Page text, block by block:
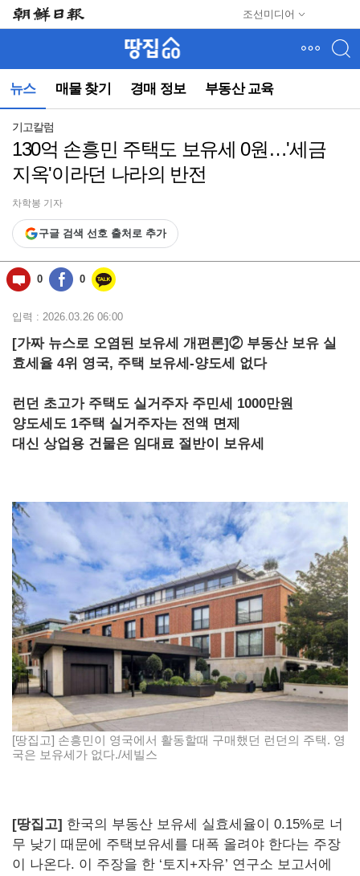
조선미디어
뉴스 매물 찾기 경매 정보 부동산 교육
뉴
(컨
동)
기고칼럼
130억 손흥민 주택도 보유세 0원…'세금
지옥'이라던 나라의 반전
차학봉 기자
구글 검색 선호 출처로 추가
0 0
입력 : 2026.03.26 06:00
[가짜 뉴스로 오염된 보유세 개편론]② 부동산 보유 실
효세율 4위 영국, 주택 보유세-양도세 없다
런던 초고가 주택도 실거주자 주민세 1000만원
양도세도 1주택 실거주자는 전액 면제
대신 상업용 건물은 임대료 절반이 보유세
[땅집고] 손흥민이 영국에서 활동할때 구매했던 런던의 주택. 영
국은 보유세가 없다./세빌스
[땅집고] 한국의 부동산 보유세 실효세율이 0.15%로 너
무 낮기 때문에 주택보유세를 대폭 올려야 한다는 주장
이 나온다. 이 주장을 한 ‘토지+자유’ 연구소 보고서에